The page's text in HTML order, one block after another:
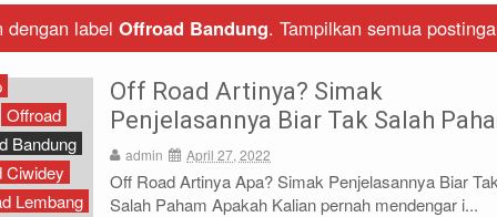
dengan label Offroad Bandung. Tampilkan semua
Off Road Artinya? Simak
Penjelasannya Biar Tak Salah
admin April 27, 2022
Off Road Artinya Apa? Simak Penjelasannya Biar Tak
Salah Paham Apakah Kalian pernah mendengar i...
Offroad
Bandung
Ciwidey
Lembang